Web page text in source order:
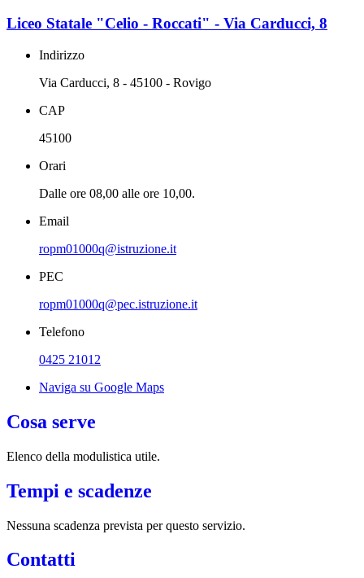
Liceo Statale "Celio - Roccati" - Via Carducci, 8
Indirizzo
Via Carducci, 8 - 45100 - Rovigo
CAP
45100
Orari
Dalle ore 08,00 alle ore 10,00.
Email
ropm01000q@istruzione.it
PEC
ropm01000q@pec.istruzione.it
Telefono
0425 21012
Naviga su Google Maps
Cosa serve
Elenco della modulistica utile.
Tempi e scadenze
Nessuna scadenza prevista per questo servizio.
Contatti